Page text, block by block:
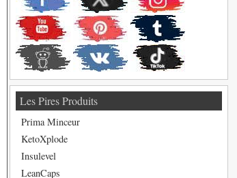
Les Pires Produits
Prima Minceur
KetoXplode
Insulevel
LeanCaps